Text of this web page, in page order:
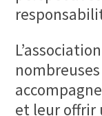
et leur offrir